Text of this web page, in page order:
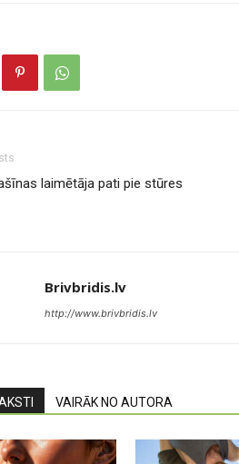
laimētāja pati pie stūres
Brivbridis.lv
http://www.brivbridis.lv
VAIRĀK NO AUTORA